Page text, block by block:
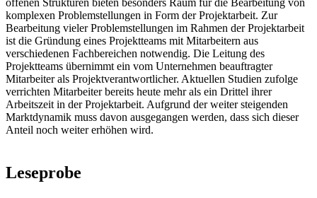
komplexen Problemstellungen in Form der Projektarbeit. Zur
Bearbeitung vieler Problemstellungen im Rahmen der Projektarbeit
ist die Gründung eines Projektteams mit Mitarbeitern aus
verschiedenen Fachbereichen notwendig. Die Leitung des
Projektteams übernimmt ein vom Unternehmen beauftragter
Mitarbeiter als Projektverantwortlicher. Aktuellen Studien zufolge
verrichten Mitarbeiter bereits heute mehr als ein Drittel ihrer
Arbeitszeit in der Projektarbeit. Aufgrund der weiter steigenden
Marktdynamik muss davon ausgegangen werden, dass sich dieser
Anteil noch weiter erhöhen wird.
Leseprobe